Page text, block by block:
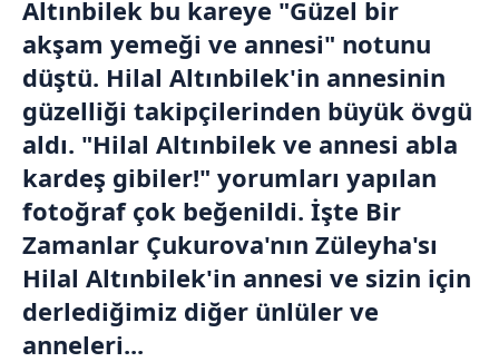
Altınbilek bu kareye "Güzel bir
akşam yemeği ve annesi" notunu
düştü. Hilal Altınbilek'in annesinin
güzelliği takipçilerinden büyük övgü
aldı. "Hilal Altınbilek ve annesi abla
kardeş gibiler!" yorumları yapılan
fotoğraf çok beğenildi. İşte Bir
Zamanlar Çukurova'nın Züleyha'sı
Hilal Altınbilek'in annesi ve sizin için
derlediğimiz diğer ünlüler ve
anneleri...